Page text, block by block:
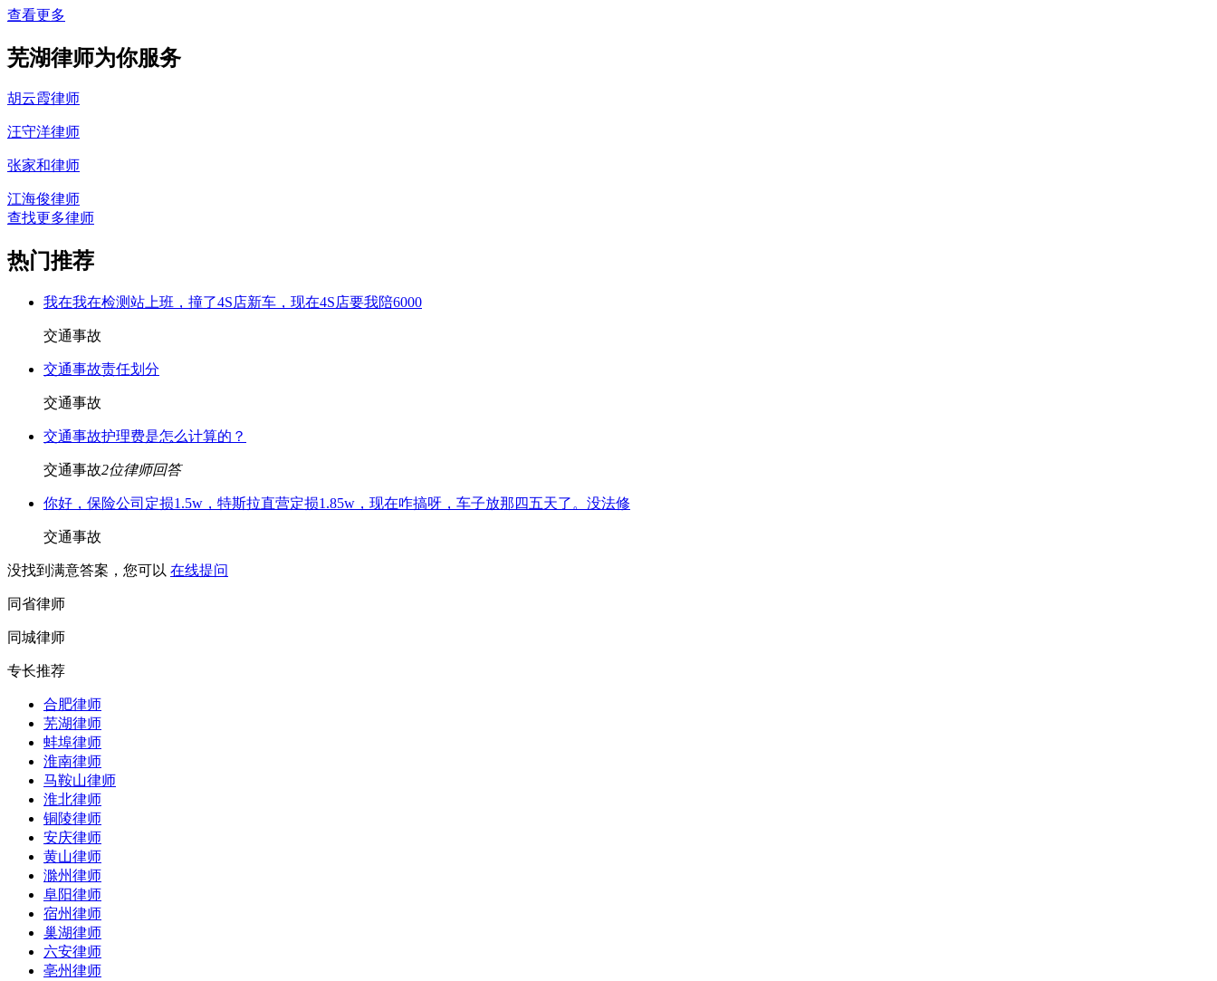
查看更多
芜湖律师为你服务
胡云霞律师
汪守洋律师
张家和律师
江海俊律师
查找更多律师
热门推荐
我在我在检测站上班，撞了4S店新车，现在4S店要我陪6000
交通事故
交通事故责任划分
交通事故
交通事故护理费是怎么计算的？
交通事故2位律师回答
你好，保险公司定损1.5w，特斯拉直营定损1.85w，现在咋搞呀，车子放那四五天了。没法修
交通事故
没找到满意答案，您可以 在线提问
同省律师
同城律师
专长推荐
合肥律师
芜湖律师
蚌埠律师
淮南律师
马鞍山律师
淮北律师
铜陵律师
安庆律师
黄山律师
滁州律师
阜阳律师
宿州律师
巢湖律师
六安律师
亳州律师